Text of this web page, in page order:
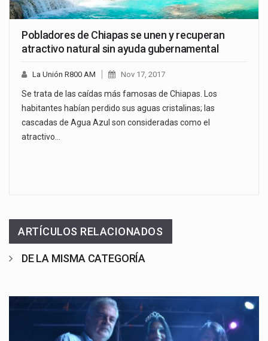
Pobladores de Chiapas se unen y recuperan
atractivo natural sin ayuda gubernamental
La Unión R800 AM Nov 17, 2017
Se trata de las caídas más famosas de Chiapas. Los
habitantes habían perdido sus aguas cristalinas; las
cascadas de Agua Azul son consideradas como el
atractivo…
ARTÍCULOS RELACIONADOS
DE LA MISMA CATEGORÍA